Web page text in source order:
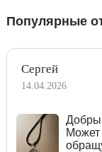
Популярные
Сергей
14.04.2026
Может